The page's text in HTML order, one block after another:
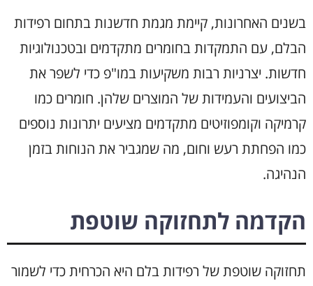
בשנים האחרונות, קיימת מגמת חדשנות בתחום רפידות
הבלם, עם התמקדות בחומרים מתקדמים ובטכנולוגיות
חדשות. יצרניות רבות משקיעות במו"פ כדי לשפר את
הביצועים והעמידות של המוצרים שלהן. חומרים כמו
קרמיקה וקומפוזיטים מתקדמים מציעים יתרונות נוספים
כמו הפחתת רעש וחום, מה שמגביר את הנוחות בזמן
הנהיגה.
הקדמה לתחזוקה שוטפת
תחזוקה שוטפת של רפידות בלם היא הכרחית כדי לשמור